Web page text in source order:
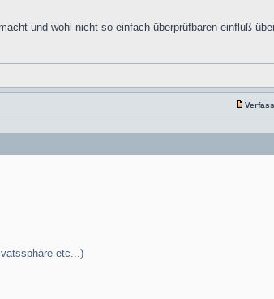
und wohl nicht so einfach überprüfbaren einfluß
etc...)